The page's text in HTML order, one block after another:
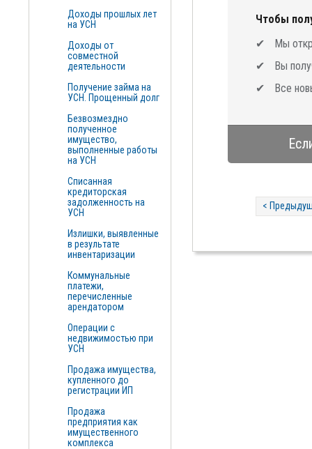
Чтобы
Мы
Вы
Все
<
Доходы прошлых лет
на УСН
Доходы от
совместной
деятельности
Получение займа на
УСН. Прощенный долг
Безвозмездно
полученное
имущество,
выполненные работы
на УСН
Списанная
кредиторская
задолженность на
УСН
Излишки, выявленные
в результате
инвентаризации
Коммунальные
платежи,
перечисленные
арендатором
Операции с
недвижимостью при
УСН
Продажа имущества,
купленного до
регистрации ИП
Продажа
предприятия как
имущественного
комплекса